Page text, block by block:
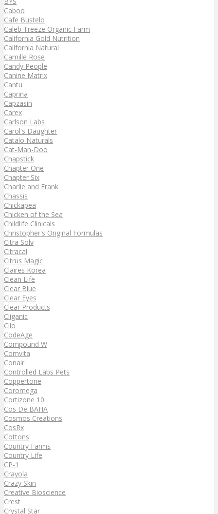
Caboo
Cafe Bustelo
Caleb Treeze Organic Farm
California Gold Nutrition
California Natural
Camille Rose
Candy People
Canine Matrix
Cantu
Caprina
Capzasin
Carex
Carlson Labs
Carol's Daughter
Catalo Naturals
Cat-Man-Doo
Chapstick
Chapter One
Chapter Six
Charlie and Frank
Chassis
Chickapea
Chicken of the Sea
Childlife Clinicals
Christopher's Original Formulas
Citra Solv
Citracal
Citrus Magic
Claires Korea
Clean Life
Clear Blue
Clear Eyes
Clear Products
Cliganic
Clio
CodeAge
Compound W
Comvita
Conair
Controlled Labs Pets
Coppertone
Coromega
Cortizone 10
Cos De BAHA
Cosmos Creations
CosRx
Cottons
Country Farms
Country Life
CP-1
Crayola
Crazy Skin
Creative Bioscience
Crest
Crystal Star